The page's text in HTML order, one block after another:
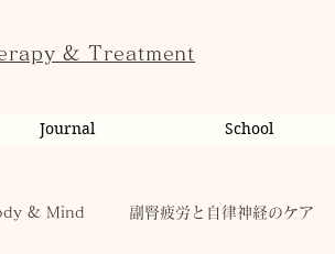
& Treatment
Journal School
& Mind 副腎疲労と自律神経のケア